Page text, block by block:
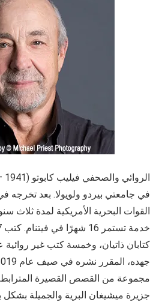
القوات البحرية الأمريكية لمدة ثلاث
كتابان ذاتيان، وخمسة كتب غير روائية
مجموعة من القصص القصيرة
جزيرة ميشيغان البرية والجميلة بشكل